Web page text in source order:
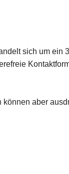
sich um ein
können aber